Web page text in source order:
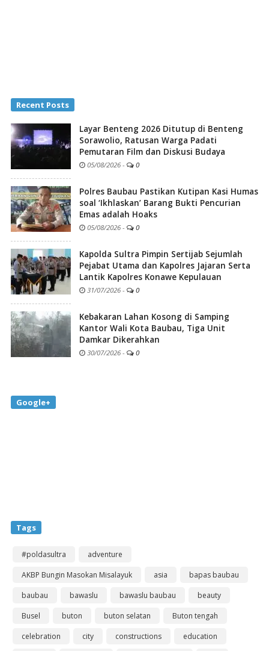
Recent Posts
Layar Benteng 2026 Ditutup di Benteng
Sorawolio, Ratusan Warga Padati
Pemutaran Film dan Diskusi Budaya
05/08/2026 - 0
Polres Baubau Pastikan Kutipan Kasi Humas
soal ‘Ikhlaskan’ Barang Bukti Pencurian
Emas adalah Hoaks
05/08/2026 - 0
Kapolda Sultra Pimpin Sertijab Sejumlah
Pejabat Utama dan Kapolres Jajaran Serta
Lantik Kapolres Konawe Kepulauan
31/07/2026 - 0
Kebakaran Lahan Kosong di Samping
Kantor Wali Kota Baubau, Tiga Unit
Damkar Dikerahkan
30/07/2026 - 0
Google+
Tags
#poldasultra
adventure
AKBP Bungin Masokan Misalayuk
asia
bapas baubau
baubau
bawaslu bawaslu baubau
beauty
Busel
buton buton selatan
Buton tengah
celebration
city constructions
education